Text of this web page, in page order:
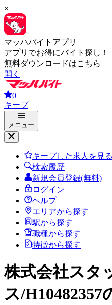
×
マッハバイトアプリ
アプリでお得にバイト探し！
無料ダウンロードはこちら
開く
0
キープ
メニュー
キープした求人を見る
検索履歴
新規会員登録(無料)
ログイン
ヘルプ
エリアから探す
駅から探す
職種から探す
特徴から探す
株式会社スタ
ス/